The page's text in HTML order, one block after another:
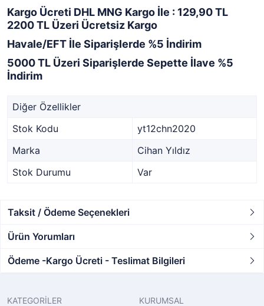
Kargo Ücreti DHL MNG Kargo İle : 129,90 TL
2200 TL Üzeri Ücretsiz Kargo
Havale/EFT İle Siparişlerde %5 İndirim
5000 TL Üzeri Siparişlerde Sepette İlave %5
İndirim
Diğer Özellikler
Stok Kodu
yt12chn2020
Marka
Cihan Yıldız
Stok Durumu
Var
Taksit / Ödeme Seçenekleri
Ürün Yorumları
Ödeme -Kargo Ücreti - Teslimat Bilgileri
KATEGORİLER
KURUMSAL